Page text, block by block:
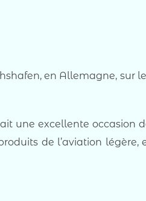
en Allemagne, sur
une excellente occasion
de l’aviation légère,